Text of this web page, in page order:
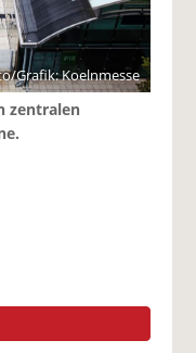
Grafik: Koelnmesse
zentralen